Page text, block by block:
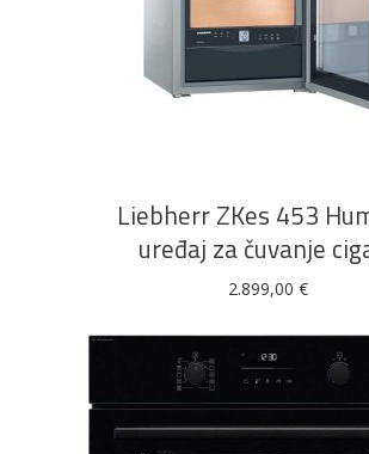
DODAJ U KOŠARICU
Liebherr ZKes 453
uređaj za čuvanje
2.899,00 €